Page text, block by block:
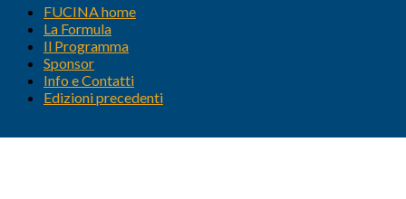
FUCINA home
La Formula
Il Programma
Sponsor
Info e Contatti
Edizioni precedenti